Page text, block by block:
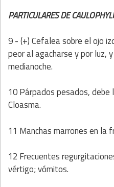
PARTICULARES DE
9 - (+) Cefalea sobre el ojo
peor al agacharse y por luz,
medianoche.
10 Párpados pesados,
Cloasma.
11 Manchas marrones en la
12 Frecuentes
vértigo; vómitos.